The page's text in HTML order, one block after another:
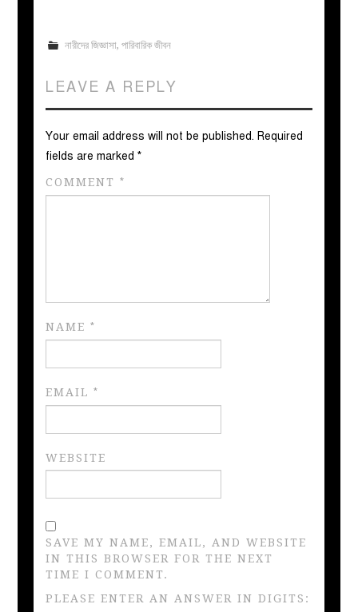
নারীদের জিজ্ঞাসা, পারিবারিক জীবন
LEAVE A REPLY
Your email address will not be published. Required
fields are marked*
COMMENT*
NAME*
EMAIL*
WEBSITE
SAVE MY NAME, EMAIL, AND WEBSITE
IN THIS BROWSER FOR THE NEXT
TIME I COMMENT.
PLEASE ENTER AN ANSWER IN DIGITS: